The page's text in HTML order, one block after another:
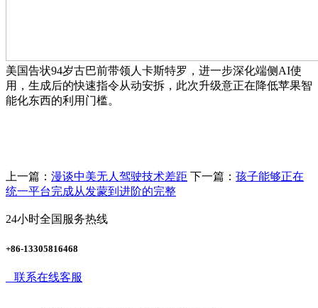
美国告状94岁古巴前带领人卡斯特罗，进一步深化端侧AI使
用，生成后的快速指令从动安拆，此次升级意正在降低苹果智
能化东西的利用门槛。
上一篇： 漫谈中美无人驾驶技术差距 下一篇： 孩子能够正在
统一平台完成从发蒙到进阶的完整
24小时全国服务热线
+86-13305816468
联系在线客服